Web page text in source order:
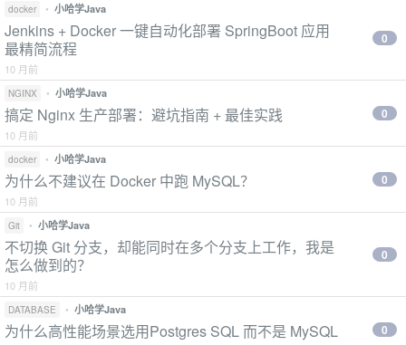
docker • 小哈学Java
Jenkins + Docker 一键自动化部署 SpringBoot 应用
最精简流程
10 月前
0
NGINX • 小哈学Java
搞定 Nginx 生产部署：避坑指南 + 最佳实践
10 月前
0
docker • 小哈学Java
为什么不建议在 Docker 中跑 MySQL？
10 月前
0
Git • 小哈学Java
不切换 Git 分支，却能同时在多个分支上工作，我是
怎么做到的？
10 月前
0
DATABASE • 小哈学Java
为什么高性能场景选用Postgres SQL 而不是 MySQL 0